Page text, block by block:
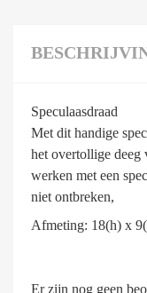
Speculaasdraad
Met dit handige
het overtollige deeg
werken met een
niet ontbreken,
Afmeting: 18(h) x
Er zijn nog geen